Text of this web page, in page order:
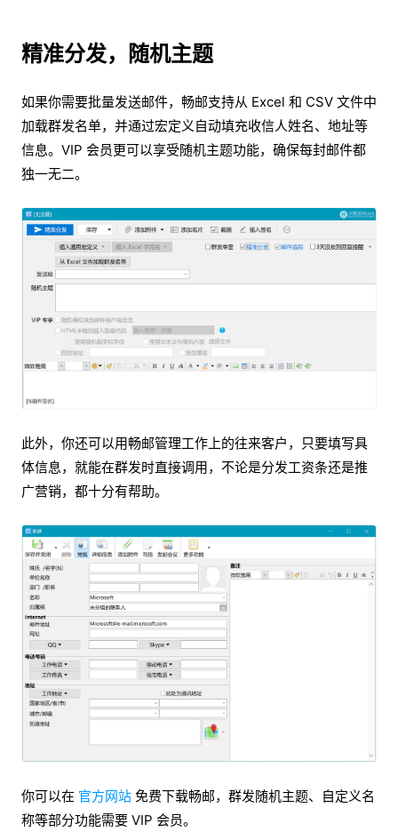
精准分发，随机主题
如果你需要批量发送邮件，畅邮支持从 Excel 和 CSV 文件中
加载群发名单，并通过宏定义自动填充收信人姓名、地址等
信息。VIP 会员更可以享受随机主题功能，确保每封邮件都
独一无二。
此外，你还可以用畅邮管理工作上的往来客户，只要填写具
体信息，就能在群发时直接调用，不论是分发工资条还是推
广营销，都十分有帮助。
你可以在 官方网站 免费下载畅邮，群发随机主题、自定义名
称等部分功能需要 VIP 会员。